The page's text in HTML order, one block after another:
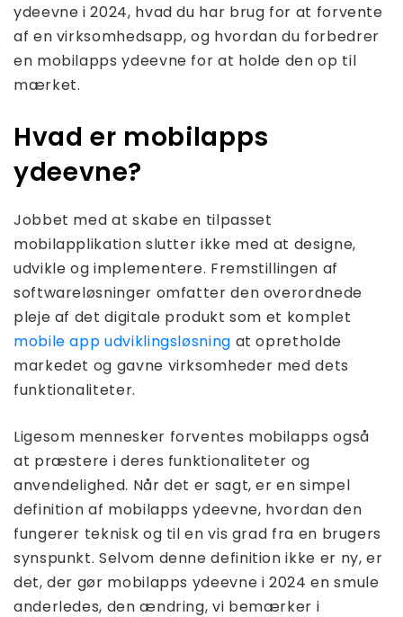
ydeevne i 2024, hvad du har brug for at forvente
af en virksomhedsapp, og hvordan du forbedrer
en mobilapps ydeevne for at holde den op til
mærket.
Hvad er mobilapps
ydeevne?
Jobbet med at skabe en tilpasset
mobilapplikation slutter ikke med at designe,
udvikle og implementere. Fremstillingen af ​​
softwareløsninger omfatter den overordnede
pleje af det digitale produkt som et komplet
mobile app udviklingsløsning at opretholde
markedet og gavne virksomheder med dets
funktionaliteter.
Ligesom mennesker forventes mobilapps også
at præstere i deres funktionaliteter og
anvendelighed. Når det er sagt, er en simpel
definition af mobilapps ydeevne, hvordan den
fungerer teknisk og til en vis grad fra en brugers
synspunkt. Selvom denne definition ikke er ny, er
det, der gør mobilapps ydeevne i 2024 en smule
anderledes, den ændring, vi bemærker i